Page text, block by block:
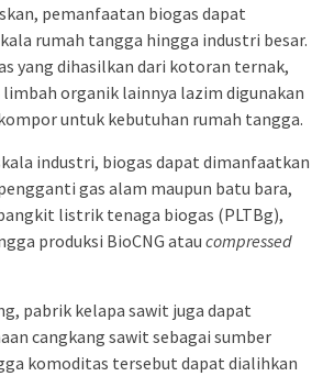
pemanfaatan biogas dapat
rumah tangga hingga industri besar.
yang dihasilkan dari kotoran ternak,
organik lainnya lazim digunakan
untuk kebutuhan rumah tangga.
industri, biogas dapat dimanfaatkan
gas alam maupun batu bara,
listrik tenaga biogas (PLTBg),
produksi BioCNG atau compressed
pabrik kelapa sawit juga dapat
cangkang sawit sebagai sumber
komoditas tersebut dapat dialihkan